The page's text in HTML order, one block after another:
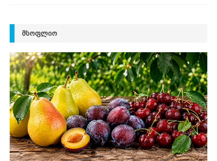
ᲛᲡᲝᲤᲚᲘᲝ